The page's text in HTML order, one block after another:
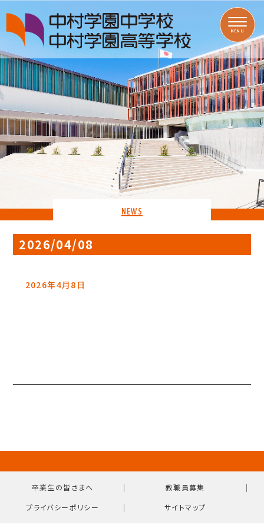
MENU
NEWS
2026/04/08
2026年4月8日
卒業生の皆さまへ ｜ 教職員募集 ｜
プライバシーポリシー ｜ サイトマップ